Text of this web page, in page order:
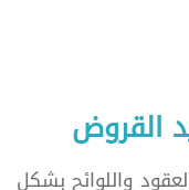
القروض
واللوائح بشكل